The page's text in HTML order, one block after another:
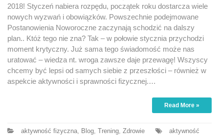
2018! Styczeń nabiera rozpędu, początek roku dostarcza wiele
nowych wyzwań i obowiązków. Powszechnie podejmowane
Postanowienia Noworoczne zaczynają schodzić na dalszy
plan.. Któż tego nie zna? Tak – w połowie stycznia przychodzi
moment krytyczny. Już sama tego świadomość może nas
uratować – wiedza nt. wroga zawsze daje przewagę! Wszyscy
chcemy być lepsi od samych siebie z przeszłości – również w
aspekcie aktywności i sprawności fizycznej.…
Read More »
aktywność fizyczna, Blog, Trening, Zdrowie
aktywność